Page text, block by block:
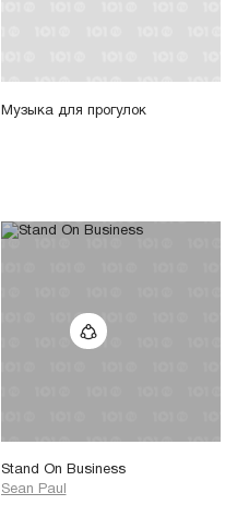
Музыка для прогулок
Stand On Business
Sean Paul